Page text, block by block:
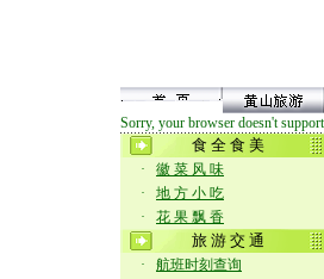
Sorry, your browser doesn't
食 全 食 美
·
徽 菜 风 味
·
地 方 小 吃
·
花 果 飘 香
旅 游 交 通
·
航班时刻查询